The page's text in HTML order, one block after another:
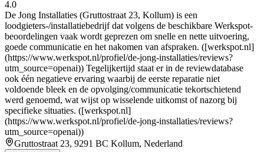
4.0
De Jong Installaties (Gruttostraat 23, Kollum) is een
loodgieters-/installatiebedrijf dat volgens de beschikbare Werkspot-
beoordelingen vaak wordt geprezen om snelle en nette uitvoering,
goede communicatie en het nakomen van afspraken. ([werkspot.nl]
(https://www.werkspot.nl/profiel/de-jong-installaties/reviews?
utm_source=openai)) Tegelijkertijd staat er in de reviewdatabase
ook één negatieve ervaring waarbij de eerste reparatie niet
voldoende bleek en de opvolging/communicatie tekortschietend
werd genoemd, wat wijst op wisselende uitkomst of nazorg bij
specifieke situaties. ([werkspot.nl]
(https://www.werkspot.nl/profiel/de-jong-installaties/reviews?
utm_source=openai))
Gruttostraat 23, 9291 BC Kollum, Nederland